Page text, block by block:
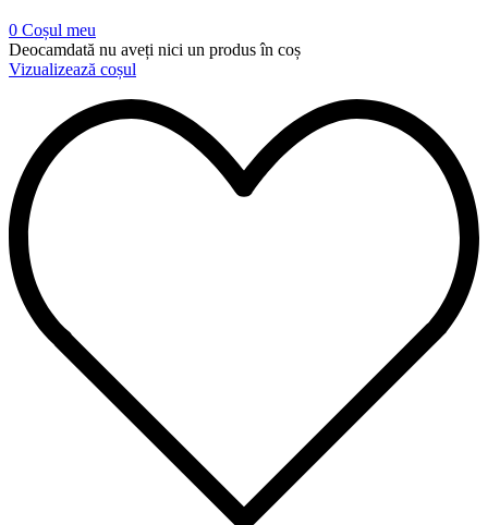
0 Coșul meu
Deocamdată nu aveți nici un produs în coș
Vizualizează coșul